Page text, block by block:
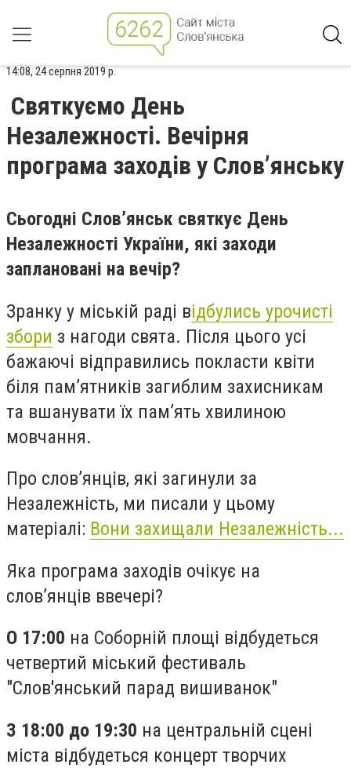
14:08, 24 серпня 2019 р.
Святкуємо День
Незалежності. Вечірня
програма заходів у Слов’янську
Сьогодні Слов’янськ святкує День
Незалежності України, які заходи
заплановані на вечір?
Зранку у міській раді відбулись урочисті
збори з нагоди свята. Після цього усі
бажаючі відправились покласти квіти
біля пам’ятників загиблим захисникам
та вшанувати їх пам’ять хвилиною
мовчання.
Про слов’янців, які загинули за
Незалежність, ми писали у цьому
матеріалі: Вони захищали Незалежність...
Яка програма заходів очікує на
слов’янців ввечері?
О 17:00 на Соборній площі відбудеться
четвертий міський фестиваль
"Слов'янський парад вишиванок"
З 18:00 до 19:30 на центральній сцені
міста відбудеться концерт творчих